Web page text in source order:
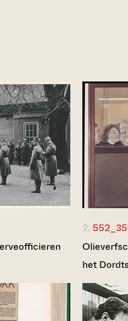
2.
het